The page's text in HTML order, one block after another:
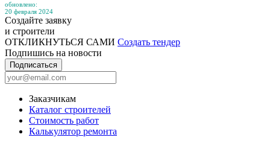
обновлено:
20 февраля 2024
Создайте заявку
и строители
ОТКЛИКНУТЬСЯ САМИ Создать тендер
Подпишись на новости
Подписаться
Заказчикам
Каталог строителей
Стоимость работ
Калькулятор ремонта